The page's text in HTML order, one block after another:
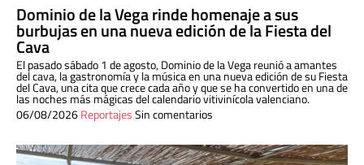
Dominio de la Vega rinde homenaje a sus
burbujas en una nueva edición de la Fiesta del
Cava
El pasado sábado 1 de agosto, Dominio de la Vega reunió a amantes
del cava, la gastronomía y la música en una nueva edición de su Fiesta
del Cava, una cita que crece cada año y que se ha convertido en una de
las noches más mágicas del calendario vitivinícola valenciano.
06/08/2026ReportajesSin comentarios